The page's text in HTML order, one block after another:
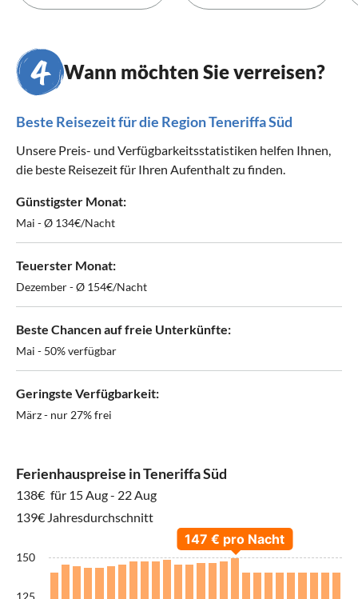
Wann möchten Sie verreisen?
Beste Reisezeit für die Region Teneriffa Süd
Unsere Preis- und Verfügbarkeitsstatistiken helfen Ihnen,
die beste Reisezeit für Ihren Aufenthalt zu finden.
Günstigster Monat:
Mai - Ø 134€/Nacht
Teuerster Monat:
Dezember - Ø 154€/Nacht
Beste Chancen auf freie Unterkünfte:
Mai - 50% verfügbar
Geringste Verfügbarkeit:
März - nur 27% frei
Ferienhauspreise in Teneriffa Süd
138€ für 15 Aug - 22 Aug
139€ Jahresdurchschnitt
150
125